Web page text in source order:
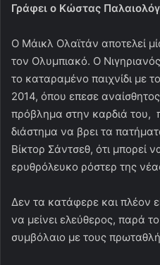
Γράφει ο Κώστας
Ο Μάικλ Ολαϊτάν αποτελεί
τον Ολυμπιακό. Ο
το καταραμένο παιχνίδι με
2014, όπου επεσε
πρόβλημα στην καρδιά του,
διάστημα να βρει τα
Βίκτορ Σάντσεθ, ότι μπορεί
ερυθρόλευκο ρόστερ της
Δεν τα κατάφερε και πλέον
να μείνει ελεύθερος, παρά
συμβόλαιο με τους